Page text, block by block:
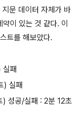
문 데이터 자체가 바
이 있는 것 같다. 이
트를 해보았다.
패
) 실패
성공/실패 : 2분 12초